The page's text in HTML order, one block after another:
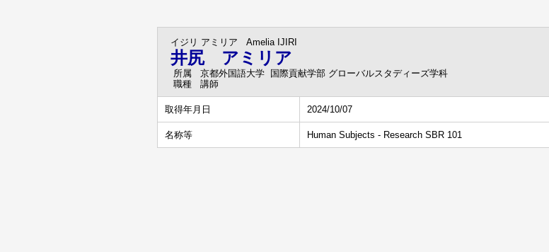
イジリ アミリア Amelia IJIRI
井尻 アミリア
所属
京都外国語大学 国際貢献学部 グローバルスタディーズ学科
職種
講師
取得年月日 2024/10/07
名称等 Human Subjects - Research SBR 101